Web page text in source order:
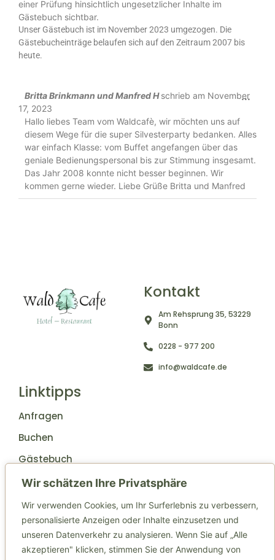
Wir schätzen Ihre Privatsphäre
Wir verwenden Cookies, um Ihr Surferlebnis zu verbessern,
personalisierte Anzeigen oder Inhalte einzusetzen und
unseren Datenverkehr zu analysieren. Wenn Sie auf „Alle
akzeptieren" klicken, stimmen Sie der Anwendung von
einer Prüfung hinsichtlich ungesetzlicher Inhalte im
Gästebuch sichtbar.
Unser Gästebuch ist im November 2023 umgezogen. Die
Gästebucheinträge belaufen sich auf den Zeitraum 2007 bis
heute.
Britta Brinkmann und Manfred H schrieb am November
17, 2023
Hallo liebes Team vom Waldcafè, wir möchten uns auf
diesem Wege für die super Silvesterparty bedanken. Alles
war einfach Klasse: vom Buffet angefangen über das
geniale Bedienungspersonal bis zur Stimmung insgesamt.
Das Jahr 2008 konnte nicht besser beginnen. Wir
kommen gerne wieder. Liebe Grüße Britta und Manfred
...
Kontakt
Am Rehsprung 35, 53229
Bonn
0228 - 977 200
info@waldcafe.de
Linktipps
Anfragen
Buchen
Gästebuch
Weitere Links
Jobs
Anfahrt
Impressum